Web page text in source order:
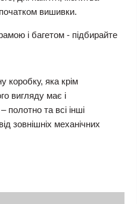
вишивки.
і багетом - підбирайте
коробку, яка крім
вигляду має і
полотно та всі інші
зовнішніх механічних